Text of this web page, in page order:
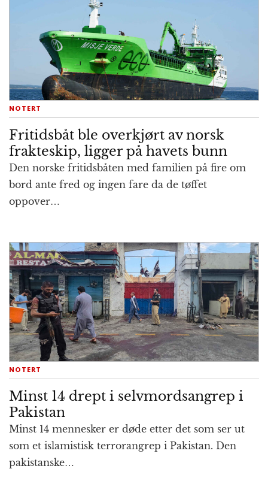
NOTERT
Fritidsbåt ble overkjørt av norsk
frakteskip, ligger på havets bunn
Den norske fritidsbåten med familien på fire om
bord ante fred og ingen fare da de tøffet
oppover…
NOTERT
Minst 14 drept i selvmords­angrep i
Pakistan
Minst 14 mennesker er døde etter det som ser ut
som et islam­istisk terror­angrep i Pakistan. Den
pakis­tanske…